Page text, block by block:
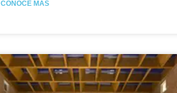
CONOCE MÁS